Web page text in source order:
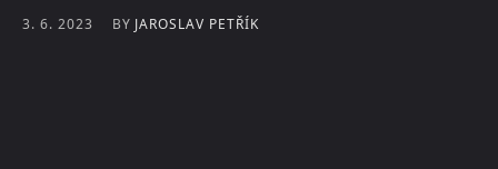
3. 6. 2023 BY JAROSLAV PETŘÍK